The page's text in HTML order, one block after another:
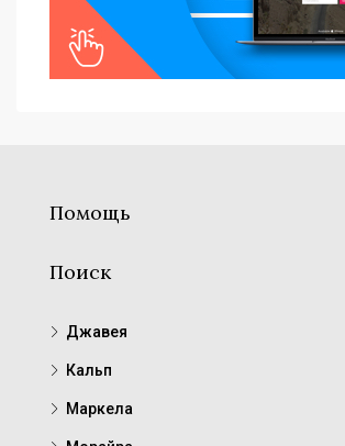
Помощь
Поиск
Джавея
Кальп
Маркела